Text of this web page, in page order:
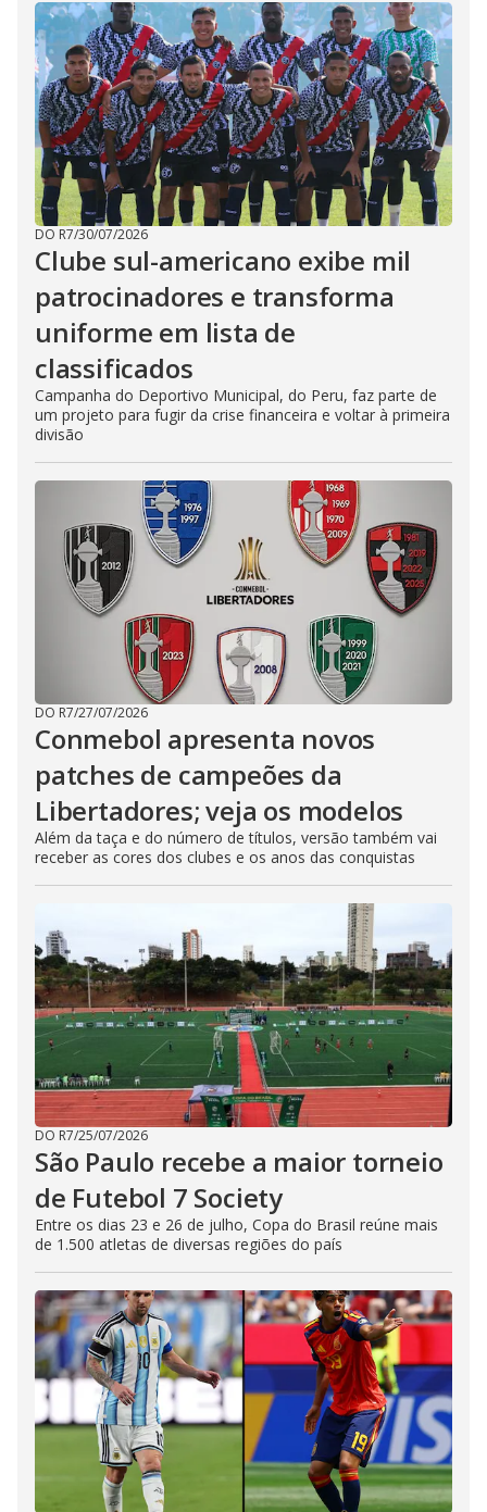
e
o
DO R7/30/07/2026
Clube sul-americano exibe mil
patrocinadores e transforma
uniforme em lista de
classificados
Campanha do Deportivo Municipal, do Peru, faz parte de
um projeto para fugir da crise financeira e voltar à primeira
divisão
DO R7/27/07/2026
Conmebol apresenta novos
patches de campeões da
Libertadores; veja os modelos
Além da taça e do número de títulos, versão também vai
receber as cores dos clubes e os anos das conquistas
DO R7/25/07/2026
São Paulo recebe a maior torneio
de Futebol 7 Society
Entre os dias 23 e 26 de julho, Copa do Brasil reúne mais
de 1.500 atletas de diversas regiões do país